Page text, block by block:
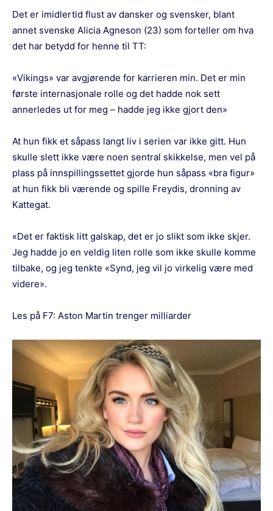
Det er imidlertid flust av dansker og svensker, blant
annet svenske Alicia Agneson (23) som forteller om hva
det har betydd for henne til TT:
«Vikings» var avgjørende for karrieren min. Det er min
første internasjonale rolle og det hadde nok sett
annerledes ut for meg – hadde jeg ikke gjort den»
At hun fikk et såpass langt liv i serien var ikke gitt. Hun
skulle slett ikke være noen sentral skikkelse, men vel på
plass på innspillingssettet gjorde hun såpass «bra figur»
at hun fikk bli værende og spille Freydis, dronning av
Kattegat.
«Det er faktisk litt galskap, det er jo slikt som ikke skjer.
Jeg hadde jo en veldig liten rolle som ikke skulle komme
tilbake, og jeg tenkte «Synd, jeg vil jo virkelig være med
videre».
Les på F7: Aston Martin trenger milliarder